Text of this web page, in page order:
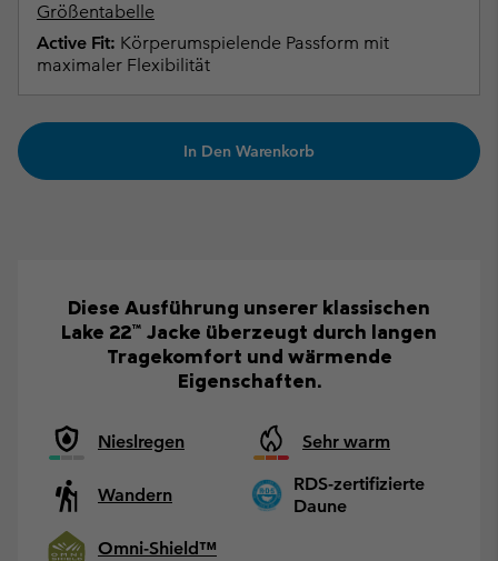
Größentabelle
Active Fit: Körperumspielende Passform mit
maximaler Flexibilität
In Den Warenkorb
Diese Ausführung unserer klassischen
Lake 22™ Jacke überzeugt durch langen
Tragekomfort und wärmende
Eigenschaften.
Nieslregen Sehr warm
Wandern
RDS-zertifizierte
Daune
Omni-Shield™